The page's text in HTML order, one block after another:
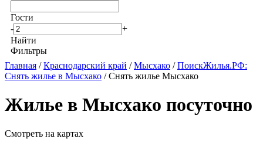
Гости
-
+
Найти
Фильтры
Главная /Краснодарский край /Мысхако /ПоискЖилья.РФ:
Снять жилье в Мысхако / Снять жилье Мысхако
Жилье в Мысхако посуточно
Смотреть на картах